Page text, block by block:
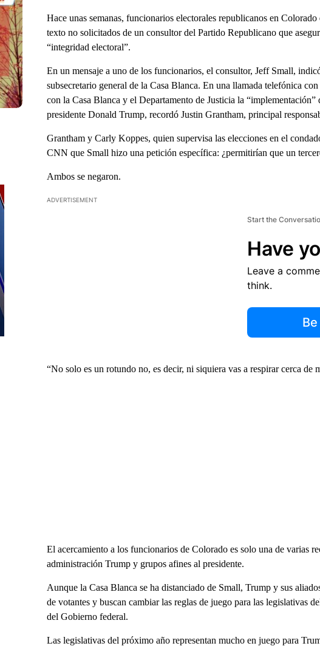
Hace unas semanas, funcionarios electorales republicanos en
texto no solicitados de un consultor del Partido Republicano que
“integridad electoral”.
En un mensaje a uno de los funcionarios, el consultor, Jeff Small,
subsecretario general de la Casa Blanca. En una llamada telefónica
con la Casa Blanca y el Departamento de Justicia la
presidente Donald Trump, recordó Justin Grantham, principal
Grantham y Carly Koppes, quien supervisa las elecciones en el
CNN que Small hizo una petición específica: ¿permitirían que un
Ambos se negaron.
ADVERTISEMENT
Start the
Have
Leave a
think.
“No solo es un rotundo no, es decir, ni siquiera vas a respirar cerca de
El acercamiento a los funcionarios de Colorado es solo una de varias
administración Trump y grupos afines al presidente.
Aunque la Casa Blanca se ha distanciado de Small, Trump y sus
de votantes y buscan cambiar las reglas de juego para las legislativas
del Gobierno federal.
Las legislativas del próximo año representan mucho en juego para